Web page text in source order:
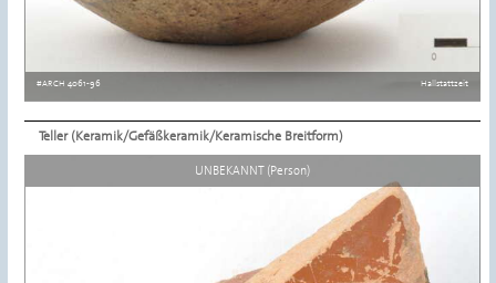
#ARCH 4061-96 Hallstattzeit
Teller (Keramik/Gefäßkeramik/Keramische Breitform)
UNBEKANNT (Person)